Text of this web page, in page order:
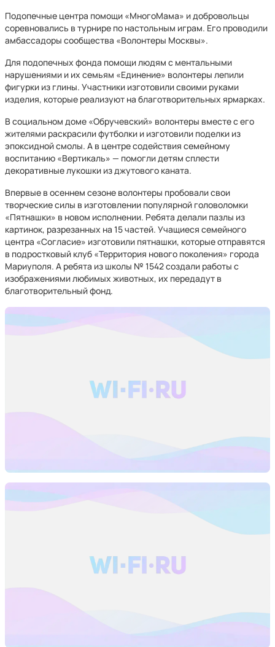
Подопечные центра помощи «МногоМама» и добровольцы
соревновались в турнире по настольным играм. Его проводили
амбассадоры сообщества «Волонтеры Москвы».
Для подопечных фонда помощи людям с ментальными
нарушениями и их семьям «Единение» волонтеры лепили
фигурки из глины. Участники изготовили своими руками
изделия, которые реализуют на благотворительных ярмарках.
В социальном доме «Обручевский» волонтеры вместе с его
жителями раскрасили футболки и изготовили поделки из
эпоксидной смолы. А в центре содействия семейному
воспитанию «Вертикаль» — помогли детям сплести
декоративные лукошки из джутового каната.
Впервые в осеннем сезоне волонтеры пробовали свои
творческие силы в изготовлении популярной головоломки
«Пятнашки» в новом исполнении. Ребята делали пазлы из
картинок, разрезанных на 15 частей. Учащиеся семейного
центра «Согласие» изготовили пятнашки, которые отправятся
в подростковый клуб «Территория нового поколения» города
Мариуполя. А ребята из школы № 1542 создали работы с
изображениями любимых животных, их передадут в
благотворительный фонд.